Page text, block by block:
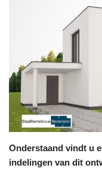
Onderstaand vindt u
indelingen van dit